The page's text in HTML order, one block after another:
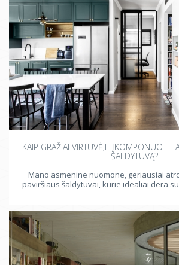
KAIP GRAŽIAI VIRTUVĖJE ĮKOMPONUOTI
ŠALDYTUVĄ?
Mano asmenine nuomone, geriausiai
paviršiaus šaldytuvai, kurie idealiai dera